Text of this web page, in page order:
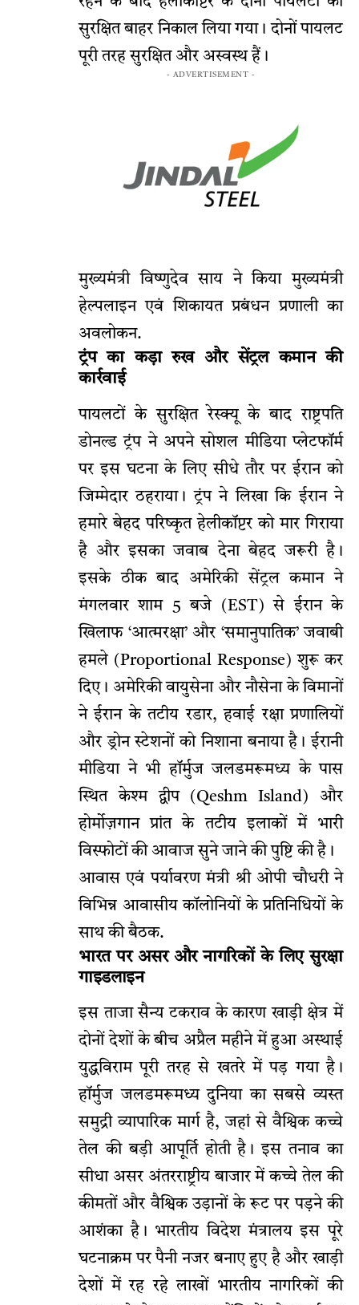
सुरक्षित बाहर निकाल लिया गया। दोनों पायलट
पूरी तरह सुरक्षित और अस्वस्थ हैं।
- ADVERTISEMENT -
मुख्यमंत्री विष्णुदेव साय ने किया मुख्यमंत्री
हेल्पलाइन एवं शिकायत प्रबंधन प्रणाली का
अवलोकन.
ट्रंप का कड़ा रुख और सेंट्रल कमान की
कार्रवाई
पायलटों के सुरक्षित रेस्क्यू के बाद राष्ट्रपति
डोनल्ड ट्रंप ने अपने सोशल मीडिया प्लेटफॉर्म
पर इस घटना के लिए सीधे तौर पर ईरान को
जिम्मेदार ठहराया। ट्रंप ने लिखा कि ईरान ने
हमारे बेहद परिष्कृत हेलीकॉप्टर को मार गिराया
है और इसका जवाब देना बेहद जरूरी है।
इसके ठीक बाद अमेरिकी सेंट्रल कमान ने
मंगलवार शाम 5 बजे (EST) से ईरान के
खिलाफ ‘आत्मरक्षा’ और ‘समानुपातिक’ जवाबी
हमले (Proportional Response) शुरू कर
दिए। अमेरिकी वायुसेना और नौसेना के विमानों
ने ईरान के तटीय रडार, हवाई रक्षा प्रणालियों
और ड्रोन स्टेशनों को निशाना बनाया है। ईरानी
मीडिया ने भी हॉर्मुज जलडमरूमध्य के पास
स्थित केश्म द्वीप (Qeshm Island) और
होर्मोज़गान प्रांत के तटीय इलाकों में भारी
विस्फोटों की आवाज सुने जाने की पुष्टि की है।
आवास एवं पर्यावरण मंत्री श्री ओपी चौधरी ने
विभिन्न आवासीय कॉलोनियों के प्रतिनिधियों के
साथ की बैठक.
भारत पर असर और नागरिकों के लिए सुरक्षा
गाइडलाइन
इस ताजा सैन्य टकराव के कारण खाड़ी क्षेत्र में
दोनों देशों के बीच अप्रैल महीने में हुआ अस्थाई
युद्धविराम पूरी तरह से खतरे में पड़ गया है।
हॉर्मुज जलडमरूमध्य दुनिया का सबसे व्यस्त
समुद्री व्यापारिक मार्ग है, जहां से वैश्विक कच्चे
तेल की बड़ी आपूर्ति होती है। इस तनाव का
सीधा असर अंतरराष्ट्रीय बाजार में कच्चे तेल की
कीमतों और वैश्विक उड़ानों के रूट पर पड़ने की
आशंका है। भारतीय विदेश मंत्रालय इस पूरे
घटनाक्रम पर पैनी नजर बनाए हुए है और खाड़ी
देशों में रह रहे लाखों भारतीय नागरिकों की